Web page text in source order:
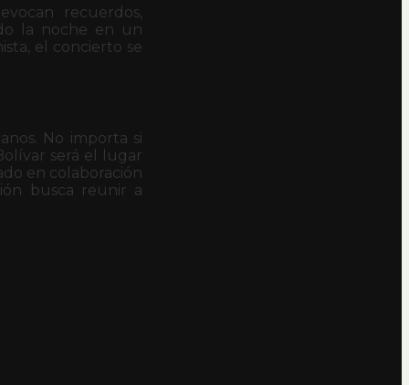
recuerdos,
la noche en un
el concierto se
No importa si
será el lugar
en colaboración
busca reunir a